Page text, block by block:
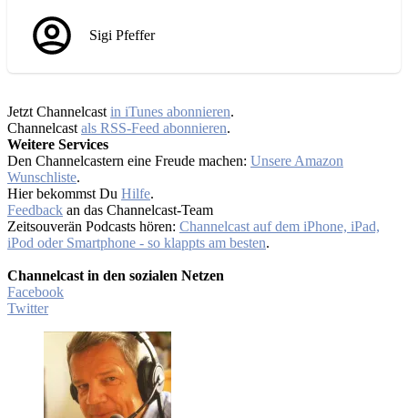
Sigi Pfeffer
Jetzt Channelcast in iTunes abonnieren.
Channelcast als RSS-Feed abonnieren.
Weitere Services
Den Channelcastern eine Freude machen: Unsere Amazon
Wunschliste.
Hier bekommst Du Hilfe.
Feedback an das Channelcast-Team
Zeitsouverän Podcasts hören: Channelcast auf dem iPhone, iPad,
iPod oder Smartphone - so klappts am besten.
Channelcast in den sozialen Netzen
Facebook
Twitter